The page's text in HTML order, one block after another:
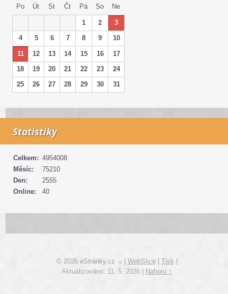
Po
Út St Čt Pá So Ne
1 2
3
4
5 6 7 8 9 10
11 12 13 14 15 16
17
18
19 20 21 22 23
24
25
26 27 28 29 30 31
Statistiky
Online: 40
Celkem: 4954008
Měsíc:
75210
Den:
2555
© 2026 eStránky.cz WebSlice Tisk
Aktualizováno: 11. 5. 2026
Nahoru ↑